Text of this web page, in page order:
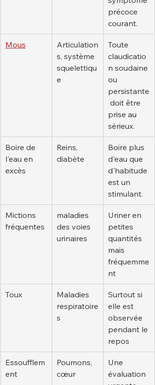
précoce
courant.
Mous
Articulation
s, système
squelettiqu
e
Toute
claudicatio
n soudaine
ou
persistante
doit être
prise au
sérieux.
Boire de
l'eau en
excès
Reins,
diabète
Boire plus
d'eau que
d'habitude
est un
stimulant.
Mictions
fréquentes
maladies
des voies
urinaires
Uriner en
petites
quantités
mais
fréquemme
nt
Toux
Maladies
respiratoire
s
Surtout si
elle est
observée
pendant le
repos
Essoufflem
ent
Poumons,
cœur
Une
évaluation